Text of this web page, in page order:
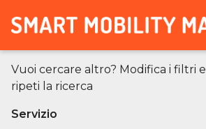
Vuoi cercare altro? Modifica i filtri e
ripeti la ricerca
Servizio